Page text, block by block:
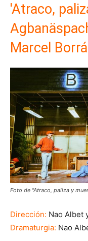
'Atraco,
Marcel
Foto de "Atraco, paliza y
Dirección: Nao Albet
Dramaturgia: Nao